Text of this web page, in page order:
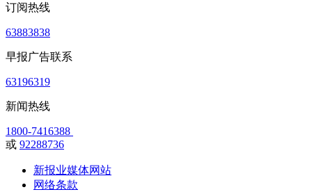
订阅热线
63883838
早报广告联系
63196319
新闻热线
1800-7416388
或 92288736
新报业媒体网站
网络条款